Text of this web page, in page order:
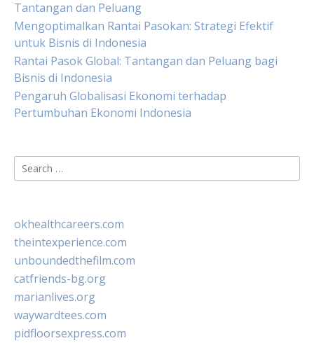
Tantangan dan Peluang
Mengoptimalkan Rantai Pasokan: Strategi Efektif
untuk Bisnis di Indonesia
Rantai Pasok Global: Tantangan dan Peluang bagi
Bisnis di Indonesia
Pengaruh Globalisasi Ekonomi terhadap
Pertumbuhan Ekonomi Indonesia
Search
for:
okhealthcareers.com
theintexperience.com
unboundedthefilm.com
catfriends-bg.org
marianlives.org
waywardtees.com
pidfloorsexpress.com